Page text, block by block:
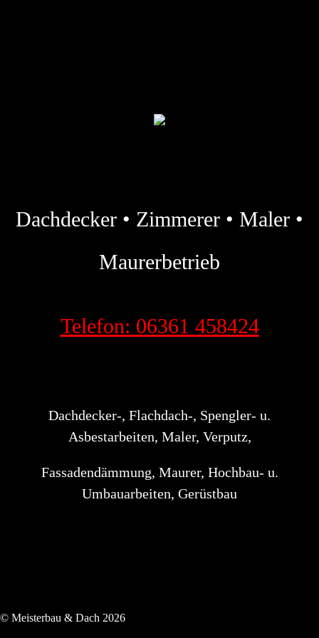
Dachdecker • Zimmerer • Maler •
Maurerbetrieb
Telefon: 06361 458424
Dachdecker-, Flachdach-, Spengler- u.
Asbestarbeiten, Maler, Verputz,
Fassadendämmung, Maurer, Hochbau- u.
Umbauarbeiten, Gerüstbau
© Meisterbau & Dach 2026